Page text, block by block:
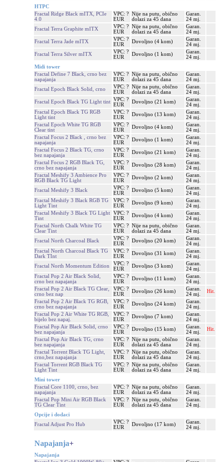
HTPC
Fractal Ridge Black mITX, PCIe
4.0
VPC: ?
EUR
Nije na putu, obično
dolazi za 45 dana
Garan.
24 mj.
Fractal Terra Graphite mITX
VPC: ?
EUR
Nije na putu, obično
dolazi za 45 dana
Garan.
24 mj.
Fractal Terra Jade mITX
VPC: ?
EUR
Dovoljno (4 kom)
Garan.
24 mj.
Fractal Terra Silver mITX
VPC: ?
EUR
Dovoljno (1 kom)
Garan.
24 mj.
Midi tower
Fractal Define 7 Black, crno bez
napajanja
VPC: ?
EUR
Nije na putu, obično
dolazi za 45 dana
Garan.
24 mj.
Fractal Epoch Black Solid, crno
VPC: ?
EUR
Nije na putu, obično
dolazi za 45 dana
Garan.
24 mj.
Fractal Epoch Black TG Light tint VPC: ?
EUR
Dovoljno (21 kom)
Garan.
24 mj.
Fractal Epoch Black TG RGB
Light tint
VPC: ?
EUR
Dovoljno (13 kom)
Garan.
24 mj.
Fractal Epoch White TG RGB
Clear tint
VPC: ?
EUR
Dovoljno (4 kom)
Garan.
24 mj.
Fractal Focus 2 Black , crno bez
napajanja
VPC: ?
EUR
Dovoljno (1 kom)
Garan.
24 mj.
Fractal Focus 2 Black TG, crno
bez napajanja
VPC: ?
EUR
Dovoljno (21 kom)
Garan.
24 mj.
Fractal Focus 2 RGB Black TG,
crno bez napajanja
VPC: ?
EUR
Dovoljno (28 kom)
Garan.
24 mj.
Fractal Meshify 3 Ambience Pro
RGB Black TG Light
VPC: ?
EUR
Dovoljno (2 kom)
Garan.
24 mj.
Fractal Meshify 3 Black
VPC: ?
EUR
Dovoljno (5 kom)
Garan.
24 mj.
Fractal Meshify 3 Black RGB TG
Light Tint
VPC: ?
EUR
Dovoljno (9 kom)
Garan.
24 mj.
Fractal Meshify 3 Black TG Light
Tint
VPC: ?
EUR
Dovoljno (4 kom)
Garan.
24 mj.
Fractal North Chalk White TG
Clear Tint
VPC: ?
EUR
Nije na putu, obično
dolazi za 45 dana
Garan.
24 mj.
Fractal North Charcoal Black
VPC: ?
EUR
Dovoljno (20 kom)
Garan.
24 mj.
Fractal North Charcoal Black TG
Dark TInt
VPC: ?
EUR
Dovoljno (31 kom)
Garan.
24 mj.
Fractal North Momentum Edition
VPC: ?
EUR
Dovoljno (3 kom)
Garan.
24 mj.
Fractal Pop 2 Air Black Solid,
crno bez napajanja
VPC: ?
EUR
Dovoljno (11 kom)
Garan.
24 mj.
Fractal Pop 2 Air Black TG Clear,
crno bez nap
VPC: ?
EUR
Dovoljno (26 kom)
Garan.
24 mj.
Hit.
Fractal Pop 2 Air Black TG RGB,
crno bez napajanja
VPC: ?
EUR
Dovoljno (24 kom)
Garan.
24 mj.
Fractal Pop 2 Air White TG RGB,
bijelo bez napaj.
VPC: ?
EUR
Dovoljno (7 kom)
Garan.
24 mj.
Fractal Pop Air Black Solid, crno
bez napajanja
VPC: ?
EUR
Dovoljno (15 kom)
Garan.
24 mj.
Hit.
Fractal Pop Air Black TG, crno
bez napajanja
VPC: ?
EUR
Nije na putu, obično
dolazi za 45 dana
Garan.
24 mj.
Fractal Torrent Black TG Light,
crno,bez napajanja
VPC: ?
EUR
Nije na putu, obično
dolazi za 45 dana
Garan.
24 mj.
Fractal Torrent RGB Black TG
Light Tint
VPC: ?
EUR
Nije na putu, obično
dolazi za 45 dana
Garan.
24 mj.
Mini tower
Fractal Core 1100, crno, bez
napajanja
VPC: ?
EUR
Nije na putu, obično
dolazi za 45 dana
Garan.
24 mj.
Fractal Pop Mini Air RGB Black
TG Clear Tint
VPC: ?
EUR
Nije na putu, obično
dolazi za 45 dana
Garan.
24 mj.
Opcije i dodaci
Fractal Adjust Pro Hub
VPC: ?
EUR
Dovoljno (17 kom)
Garan.
24 mj.
Napajanja+
Napajanja